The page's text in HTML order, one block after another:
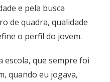
e pela busca
de quadra, qualidade
o perfil do jovem.
escola, que sempre foi
quando eu jogava,